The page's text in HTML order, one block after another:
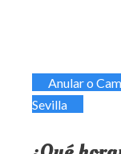
Anular o
Sevilla